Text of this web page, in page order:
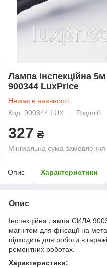
Лампа інспекційна
900344 LuxPrice
Немає в наявності
Код: 900344 LUX
Роздріб
327 ₴
Мінімальна сума
Опис Характеристики
Опис
Інспекційна лампа СИЛА
магнітом для фіксації на
підходить для роботи в
ремонтних роботах.
Характеристики: